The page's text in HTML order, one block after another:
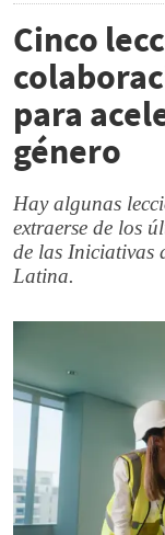
Cinco
para
género
Hay algunas
extraerse de los
de las Iniciativas
Latina.